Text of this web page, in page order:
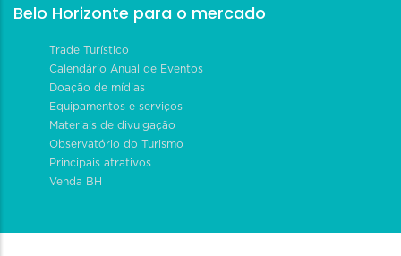
Belo Horizonte para o mercado
Trade Turístico
Calendário Anual de Eventos
Doação de mídias
Equipamentos e serviços
Materiais de divulgação
Observatório do Turismo
Principais atrativos
Venda BH